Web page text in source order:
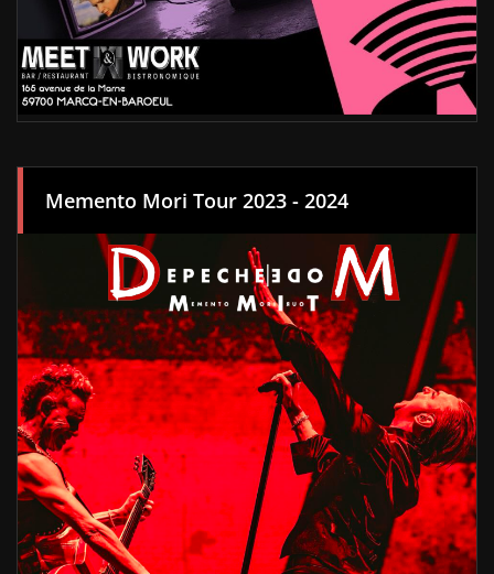
Memento Mori Tour 2023 - 2024